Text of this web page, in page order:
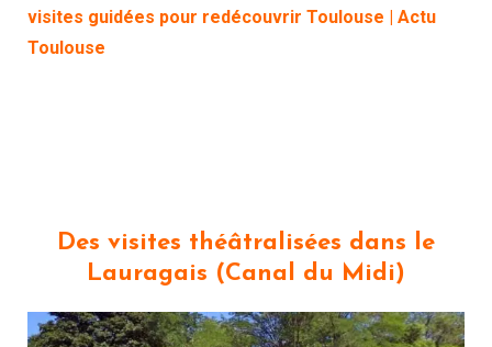
visites guidées pour redécouvrir Toulouse | Actu
Toulouse
Des visites théâtralisées dans le
Lauragais (Canal du Midi)